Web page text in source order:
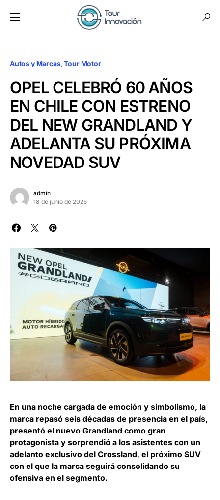
Autos y Marcas Tour Motor
OPEL CELEBRÓ 60 AÑOS
EN CHILE CON ESTRENO
DEL NEW GRANDLAND Y
ADELANTA SU PRÓXIMA
NOVEDAD SUV
admin
18 de junio de 2025
En una noche cargada de emoción y simbolismo, la
marca repasó seis décadas de presencia en el país,
presentó el nuevo Grandland como gran
protagonista y sorprendió a los asistentes con un
adelanto exclusivo del Crossland, el próximo SUV
con el que la marca seguirá consolidando su
ofensiva en el segmento.